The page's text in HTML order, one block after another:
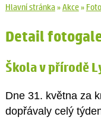
Hlavní stránka»Akce»
Detail
Škola v přírodě
Dne 31. května za
dopřávaly celý